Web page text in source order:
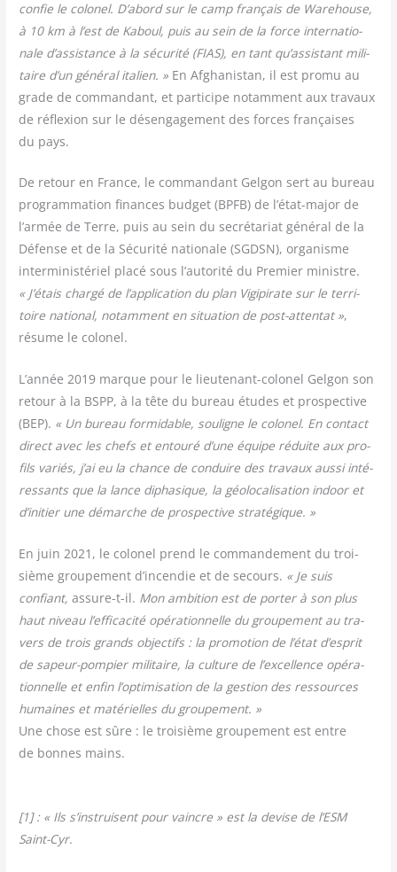
confie le colo­nel. D’abord sur le camp fran­çais de Ware­house,
à 10 km à l’est de Kaboul, puis au sein de la force inter­na­tio­
nale d’assistance à la sécu­ri­té (FIAS), en tant qu’assistant mili­
taire d’un géné­ral ita­lien. » En Afgha­nis­tan, il est pro­mu au
grade de com­man­dant, et par­ti­cipe notam­ment aux tra­vaux
de réflexion sur le désen­ga­ge­ment des forces fran­çaises
du pays.
De retour en France, le com­man­dant Gel­gon sert au bureau
pro­gram­ma­tion finances bud­get (BPFB) de l’état-major de
l’armée de Terre, puis au sein du secré­ta­riat géné­ral de la
Défense et de la Sécu­ri­té natio­nale (SGDSN), orga­nisme
inter­mi­nis­té­riel pla­cé sous l’autorité du Pre­mier ministre.
« J’étais char­gé de l’application du plan Vigi­pi­rate sur le ter­ri­
toire natio­nal, notam­ment en situa­tion de post-atten­tat »,
résume le colonel.
L’année 2019 marque pour le lieu­te­nant-colo­nel Gel­gon son
retour à la BSPP, à la tête du bureau études et pros­pec­tive
(BEP). « Un bureau for­mi­dable, sou­ligne le colo­nel. En contact
direct avec les chefs et entou­ré d’une équipe réduite aux pro­
fils variés, j’ai eu la chance de conduire des tra­vaux aus­si inté­
res­sants que la lance dipha­sique, la géo­lo­ca­li­sa­tion indoor et
d’initier une démarche de pros­pec­tive stratégique. »
En juin 2021, le colo­nel prend le com­man­de­ment du troi­
sième grou­pe­ment d’incendie et de secours. « Je suis
confiant, assure-t-il. Mon ambi­tion est de por­ter à son plus
haut niveau l’efficacité opé­ra­tion­nelle du grou­pe­ment au tra­
vers de trois grands objec­tifs : la pro­mo­tion de l’état d’esprit
de sapeur-pom­pier mili­taire, la culture de l’excellence opé­ra­
tion­nelle et enfin l’optimisation de la ges­tion des res­sources
humaines et maté­rielles du grou­pe­ment. »
Une chose est sûre : le troi­sième grou­pe­ment est entre
de bonnes mains.
[1] : « Ils s’instruisent pour vaincre » est la devise de l’ESM
Saint-Cyr.